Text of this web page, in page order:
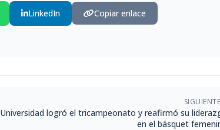
LinkedIn Copiar enlace
Universidad logró el tricampeonato y reafirmó su
en el básquet